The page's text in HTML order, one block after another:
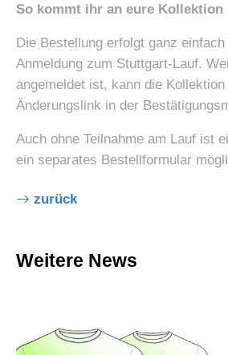
So kommt ihr an eure Kollektion
Die Bestellung erfolgt ganz einfach
Anmeldung zum Stuttgart-Lauf.
angemeldet ist, kann die Kollektion
Änderungslink in der
Auch ohne Teilnahme am Lauf ist
ein separates Bestellformular
zurück
Weitere News